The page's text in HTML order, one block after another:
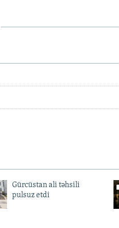
Gürcüstan ali təhsili
pulsuz etdi